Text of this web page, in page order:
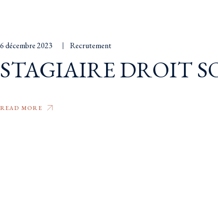
6 décembre 2023 Recrutement
STAGIAIRE DROIT
READ MORE